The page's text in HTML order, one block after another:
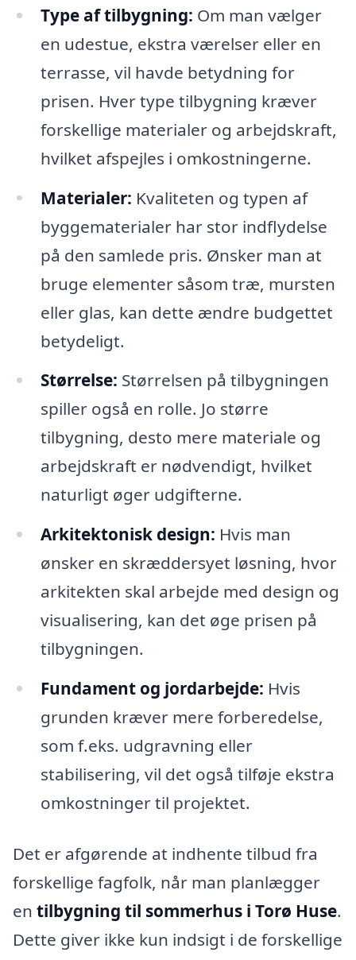
Type af tilbygning: Om man vælger
en udestue, ekstra værelser eller en
terrasse, vil havde betydning for
prisen. Hver type tilbygning kræver
forskellige materialer og arbejdskraft,
hvilket afspejles i omkostningerne.
Materialer: Kvaliteten og typen af
byggematerialer har stor indflydelse
på den samlede pris. Ønsker man at
bruge elementer såsom træ, mursten
eller glas, kan dette ændre budgettet
betydeligt.
Størrelse: Størrelsen på tilbygningen
spiller også en rolle. Jo større
tilbygning, desto mere materiale og
arbejdskraft er nødvendigt, hvilket
naturligt øger udgifterne.
Arkitektonisk design: Hvis man
ønsker en skræddersyet løsning, hvor
arkitekten skal arbejde med design og
visualisering, kan det øge prisen på
tilbygningen.
Fundament og jordarbejde: Hvis
grunden kræver mere forberedelse,
som f.eks. udgravning eller
stabilisering, vil det også tilføje ekstra
omkostninger til projektet.
Det er afgørende at indhente tilbud fra
forskellige fagfolk, når man planlægger
en tilbygning til sommerhus i Torø Huse.
Dette giver ikke kun indsigt i de forskellige